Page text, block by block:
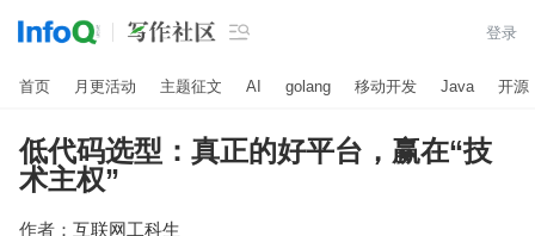
 登录
首页 月更活动 主题征文 AI golang 移动开发 Java 开源
低代码选型：真正的好平台，赢在“技
术主权”
作者： 互联网工科生